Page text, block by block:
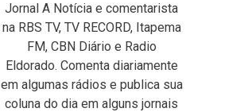
Jornal A Notícia e comentarista
na RBS TV, TV RECORD, Itapema
FM, CBN Diário e Radio
Eldorado. Comenta diariamente
em algumas rádios e publica sua
coluna do dia em alguns jornais